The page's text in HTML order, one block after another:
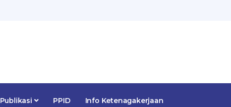
Publikasi PPID Info Ketenagakerjaan